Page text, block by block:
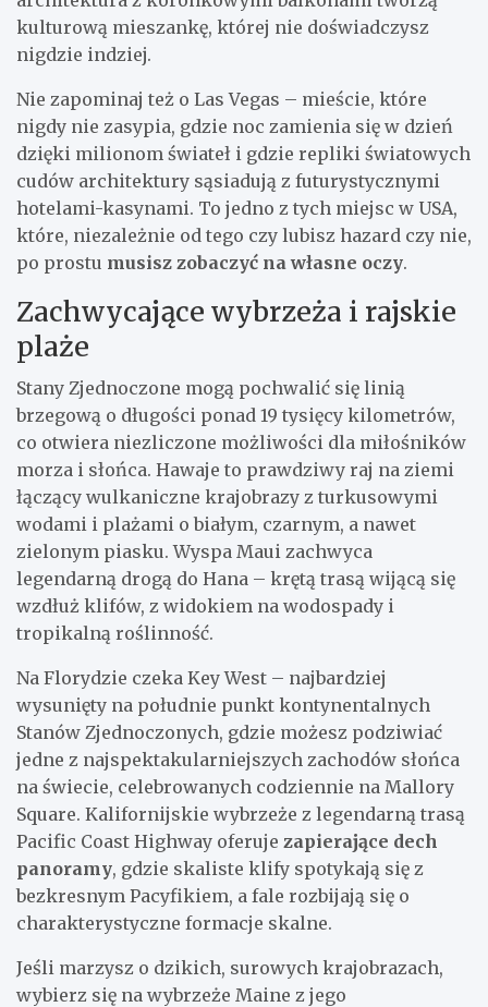
kulturową mieszankę, której nie doświadczysz
nigdzie indziej.
Nie zapominaj też o Las Vegas – mieście, które
nigdy nie zasypia, gdzie noc zamienia się w dzień
dzięki milionom świateł i gdzie repliki światowych
cudów architektury sąsiadują z futurystycznymi
hotelami-kasynami. To jedno z tych miejsc w USA,
które, niezależnie od tego czy lubisz hazard czy nie,
po prostu musisz zobaczyć na własne oczy.
Zachwycające wybrzeża i rajskie
plaże
Stany Zjednoczone mogą pochwalić się linią
brzegową o długości ponad 19 tysięcy kilometrów,
co otwiera niezliczone możliwości dla miłośników
morza i słońca. Hawaje to prawdziwy raj na ziemi
łączący wulkaniczne krajobrazy z turkusowymi
wodami i plażami o białym, czarnym, a nawet
zielonym piasku. Wyspa Maui zachwyca
legendarną drogą do Hana – krętą trasą wijącą się
wzdłuż klifów, z widokiem na wodospady i
tropikalną roślinność.
Na Florydzie czeka Key West – najbardziej
wysunięty na południe punkt kontynentalnych
Stanów Zjednoczonych, gdzie możesz podziwiać
jedne z najspektakularniejszych zachodów słońca
na świecie, celebrowanych codziennie na Mallory
Square. Kalifornijskie wybrzeże z legendarną trasą
Pacific Coast Highway oferuje zapierające dech
panoramy, gdzie skaliste klify spotykają się z
bezkresnym Pacyfikiem, a fale rozbijają się o
charakterystyczne formacje skalne.
Jeśli marzysz o dzikich, surowych krajobrazach,
wybierz się na wybrzeże Maine z jego